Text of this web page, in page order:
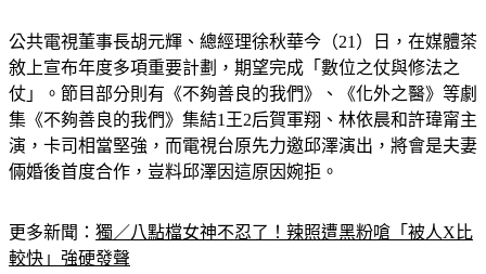
公共電視董事長胡元輝、總經理徐秋華今（21）日，在媒體茶
敘上宣布年度多項重要計劃，期望完成「數位之仗與修法之
仗」。節目部分則有《不夠善良的我們》、《化外之醫》等劇
集《不夠善良的我們》集結1王2后賀軍翔、林依晨和許瑋甯主
演，卡司相當堅強，而電視台原先力邀邱澤演出，將會是夫妻
倆婚後首度合作，豈料邱澤因這原因婉拒。
更多新聞： 獨／八點檔女神不忍了！辣照遭黑粉嗆「被人X比
較快」強硬發聲